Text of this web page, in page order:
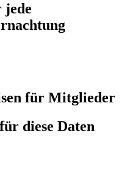
jede
für Mitglieder
diese Daten